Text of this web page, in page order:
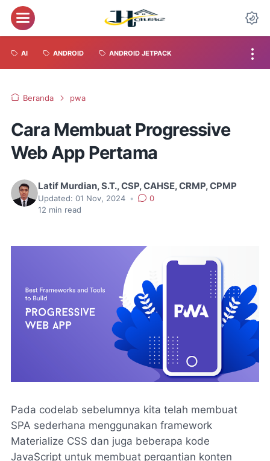
AI ANDROID ANDROID JETPACK
Beranda pwa
Cara Membuat Progressive
Web App Pertama
Latif Murdian, S.T., CSP, CAHSE, CRMP, CPMP
Updated: 01 Nov, 2024 •
0
12 min read
Pada codelab sebelumnya kita telah membuat
SPA sederhana menggunakan framework
Materialize CSS dan juga beberapa kode
JavaScript untuk membuat pergantian konten